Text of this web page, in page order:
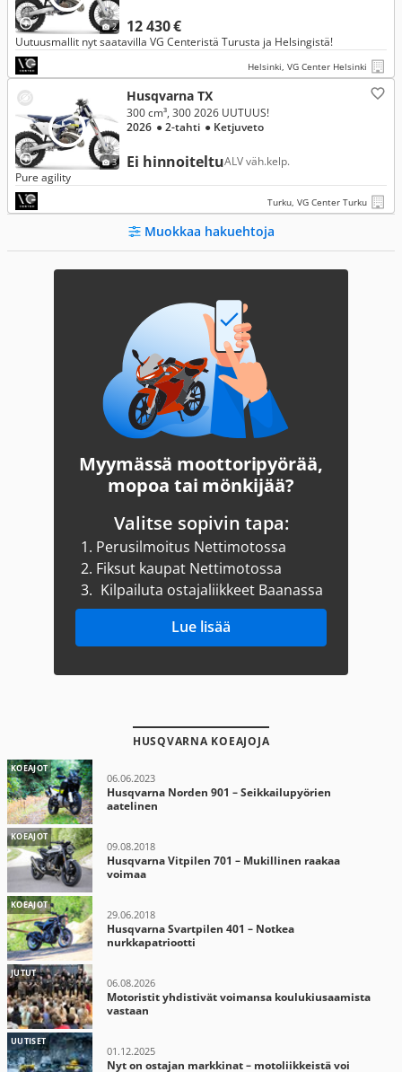
2 12 430 €
Uutuusmallit nyt saatavilla VG Centeristä Turusta ja Helsingistä!
Helsinki, VG Center Helsinki
3
Husqvarna TX
Ei hinnoiteltuALV väh.kelp.
300 cm³, 300 2026 UUTUUS!
2026 ● 2-tahti ● Ketjuveto
Pure agility
Turku, VG Center Turku
Muokkaa hakuehtoja
Myymässä moottoripyörää,
mopoa tai mönkijää?
Valitse sopivin tapa:
1. Perusilmoitus Nettimotossa
2. Fiksut kaupat Nettimotossa
3. Kilpailuta ostajaliikkeet Baanassa
Lue lisää
HUSQVARNA KOEAJOJA
KOEAJOT
06.06.2023
Husqvarna Norden 901 – Seikkailupyörien
aatelinen
KOEAJOT
09.08.2018
Husqvarna Vitpilen 701 – Mukillinen raakaa
voimaa
KOEAJOT
29.06.2018
Husqvarna Svartpilen 401 – Notkea
nurkkapatriootti
JUTUT
06.08.2026
Motoristit yhdistivät voimansa koulukiusaamista
vastaan
UUTISET
01.12.2025
Nyt on ostajan markkinat – motoliikkeistä voi